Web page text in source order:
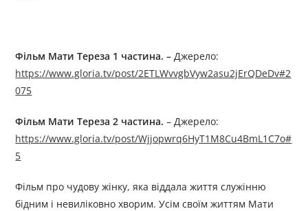
Фільм Мати Тереза 1 частина. – Джерелo:
https://www.gloria.tv/post/2ETLWvvgbVyw2asu2jErQDeDv#2
075
Фільм Мати Тереза 2 частина. – Джерелo:
https://www.gloria.tv/post/Wjjopwrq6HyT1M8Cu4BmL1C7o#
5
Фільм про чудову жінку, яка віддала життя служінню
бідним і невиліковно хворим. Усім своїм життям Мати